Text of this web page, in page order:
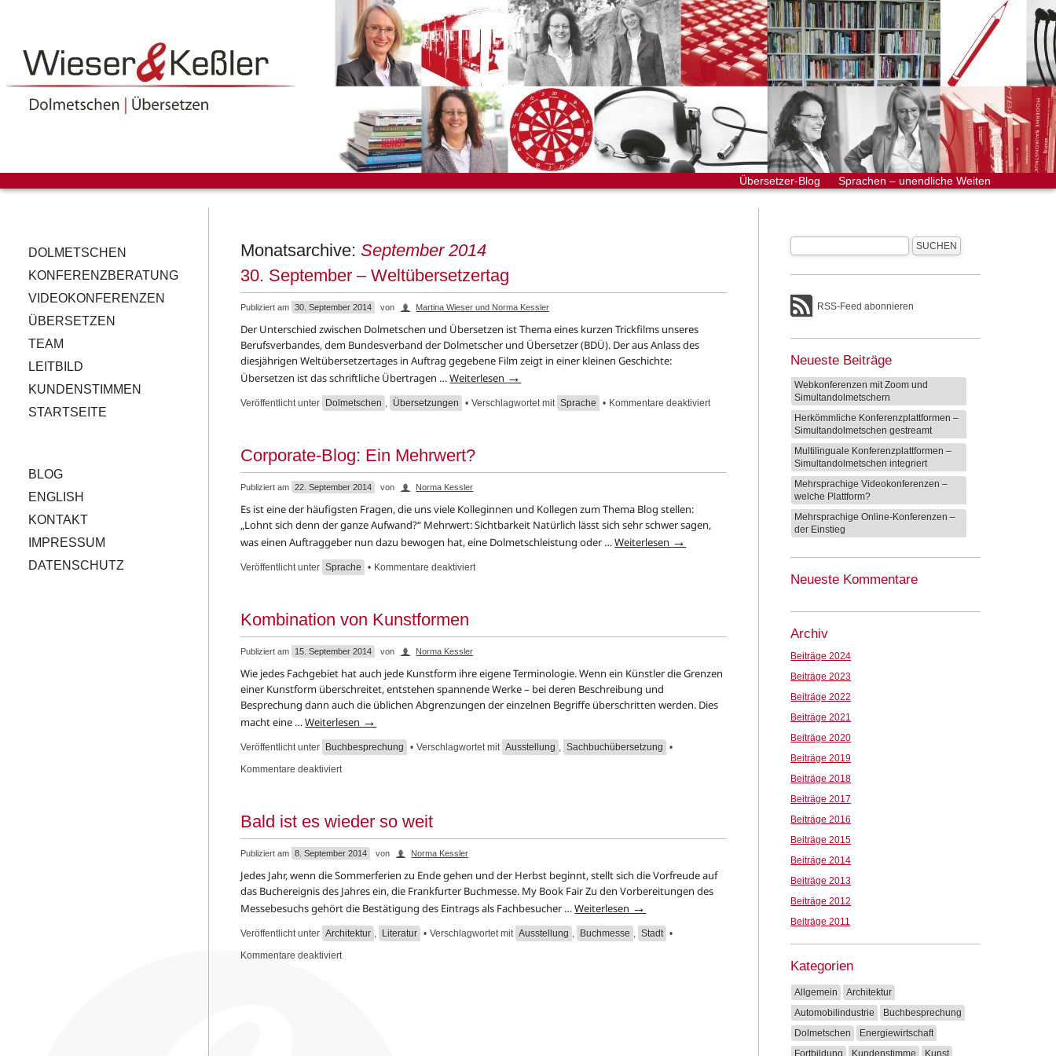
Übersetzer-Blog Sprachen – unendliche Weiten
DOLMETSCHEN
KONFERENZBERATUNG
VIDEOKONFERENZEN
ÜBERSETZEN
TEAM
LEITBILD
KUNDENSTIMMEN
STARTSEITE
BLOG
ENGLISH
KONTAKT
IMPRESSUM
DATENSCHUTZ
Monatsarchive:September 2014
30. September – Weltübersetzertag
Publiziert am 30. September 2014 von Martina Wieser und Norma Kessler
Der Unterschied zwischen Dolmetschen und Übersetzen ist Thema eines kurzen Trickfilms unseres
Berufsverbandes, dem Bundesverband der Dolmetscher und Übersetzer (BDÜ). Der aus Anlass des
diesjährigen Weltübersetzertages in Auftrag gegebene Film zeigt in einer kleinen Geschichte:
Übersetzen ist das schriftliche Übertragen …Weiterlesen →
Veröffentlicht unter Dolmetschen , Übersetzungen • Verschlagwortet mit Sprache • Kommentare deaktiviert
Corporate-Blog: Ein Mehrwert?
Publiziert am 22. September 2014 von Norma Kessler
Es ist eine der häufigsten Fragen, die uns viele Kolleginnen und Kollegen zum Thema Blog stellen:
„Lohnt sich denn der ganze Aufwand?“ Mehrwert: Sichtbarkeit Natürlich lässt sich sehr schwer sagen,
was einen Auftraggeber nun dazu bewogen hat, eine Dolmetschleistung oder …Weiterlesen →
Veröffentlicht unter Sprache • Kommentare deaktiviert
Kombination von Kunstformen
Publiziert am 15. September 2014 von Norma Kessler
Wie jedes Fachgebiet hat auch jede Kunstform ihre eigene Terminologie. Wenn ein Künstler die Grenzen
einer Kunstform überschreitet, entstehen spannende Werke – bei deren Beschreibung und
Besprechung dann auch die üblichen Abgrenzungen der einzelnen Begriffe überschritten werden. Dies
macht eine …Weiterlesen →
Veröffentlicht unter Buchbesprechung • Verschlagwortet mit Ausstellung , Sachbuchübersetzung
•
Kommentare deaktiviert
Bald ist es wieder so weit
Publiziert am 8. September 2014 von Norma Kessler
Jedes Jahr, wenn die Sommerferien zu Ende gehen und der Herbst beginnt, stellt sich die Vorfreude auf
das Buchereignis des Jahres ein, die Frankfurter Buchmesse. My Book Fair Zu den Vorbereitungen des
Messebesuchs gehört die Bestätigung des Eintrags als Fachbesucher …Weiterlesen →
Veröffentlicht unter Architektur , Literatur • Verschlagwortet mit Ausstellung , Buchmesse , Stadt •
Kommentare deaktiviert
RSS-Feed abonnieren
Neueste Beiträge
Webkonferenzen mit Zoom und
Simultandolmetschern
Herkömmliche Konferenzplattformen –
Simultandolmetschen gestreamt
Multilinguale Konferenzplattformen –
Simultandolmetschen integriert
Mehrsprachige Videokonferenzen –
welche Plattform?
Mehrsprachige Online-Konferenzen –
der Einstieg
Neueste Kommentare
Archiv
Beiträge 2024
Beiträge 2023
Beiträge 2022
Beiträge 2021
Beiträge 2020
Beiträge 2019
Beiträge 2018
Beiträge 2017
Beiträge 2016
Beiträge 2015
Beiträge 2014
Beiträge 2013
Beiträge 2012
Beiträge 2011
Kategorien
Allgemein
Architektur
Automobilindustrie
Buchbesprechung
Dolmetschen
Energiewirtschaft
Fortbildung
Kundenstimme Kunst